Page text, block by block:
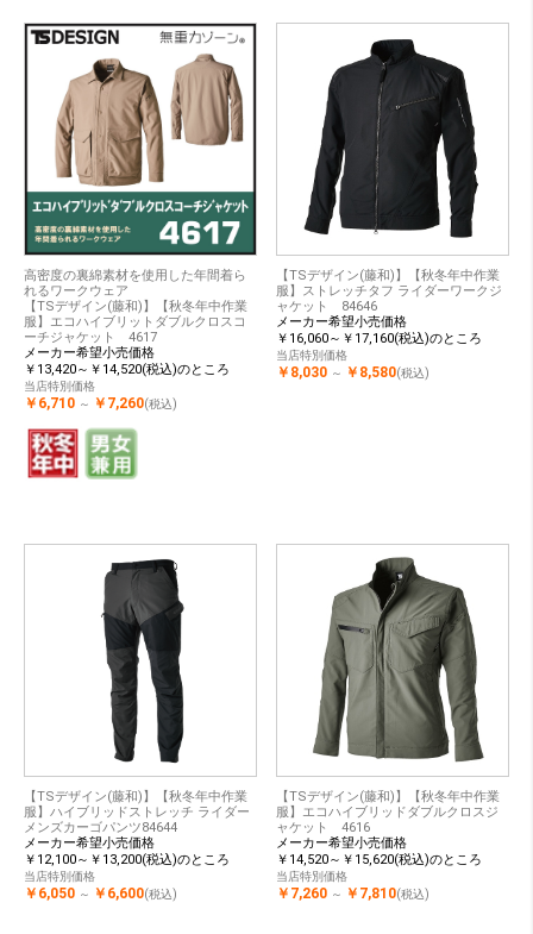
高密度の裏綿素材を使用した年間着ら
れるワークウェア
【TSデザイン(藤和)】【秋冬年中作業
服】エコハイブリットダブルクロスコ
ーチジャケット 4617
メーカー希望小売価格
￥13,420～￥14,520(税込)のところ
当店特別価格
￥6,710 ～ ￥7,260(税込)
【TSデザイン(藤和)】【秋冬年中作業
服】ストレッチタフ ライダーワークジ
ャケット 84646
メーカー希望小売価格
￥16,060～￥17,160(税込)のところ
当店特別価格
￥8,030 ～ ￥8,580(税込)
【TSデザイン(藤和)】【秋冬年中作業
服】ハイブリッドストレッチ ライダー
メンズカーゴパンツ84644
メーカー希望小売価格
￥12,100～￥13,200(税込)のところ
当店特別価格
￥6,050 ～ ￥6,600(税込)
【TSデザイン(藤和)】【秋冬年中作業
服】エコハイブリッドダブルクロスジ
ャケット 4616
メーカー希望小売価格
￥14,520～￥15,620(税込)のところ
当店特別価格
￥7,260 ～ ￥7,810(税込)